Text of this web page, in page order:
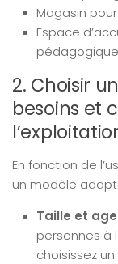
Magasin
Espace
2. Choisir
besoins et
En fonction de
un modèle
Taille et
personnes à
choisissez